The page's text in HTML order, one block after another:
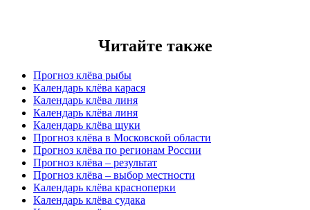
Читайте также
Прогноз клёва рыбы
Календарь клёва карася
Календарь клёва линя
Календарь клёва линя
Календарь клёва щуки
Прогноз клёва в Московской области
Прогноз клёва по регионам России
Прогноз клёва – результат
Прогноз клёва – выбор местности
Календарь клёва красноперки
Календарь клёва судака